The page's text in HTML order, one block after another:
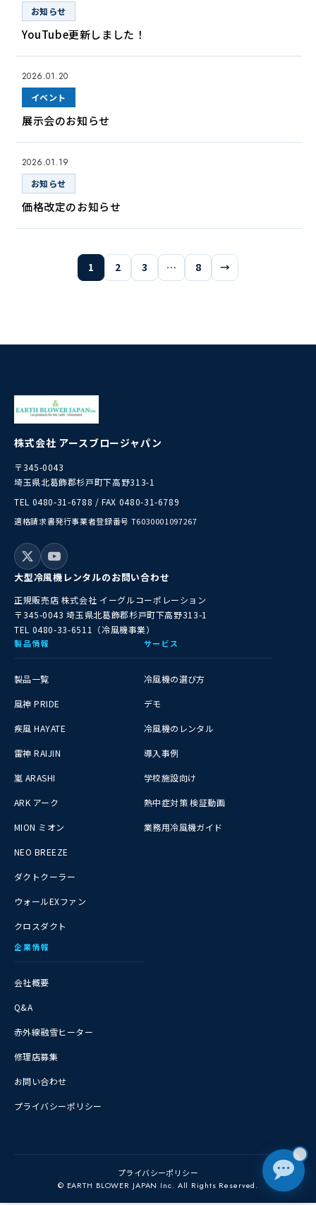
お知らせ
YouTube更新しました！
2026.01.20
イベント
展示会のお知らせ
2026.01.19
お知らせ
価格改定のお知らせ
1 2 3 … 8 →
株式会社 アースブロージャパン
〒345-0043
埼玉県北葛飾郡杉戸町下高野313-1
TEL 0480-31-6788 / FAX 0480-31-6789
適格請求書発行事業者登録番号 T6030001097267
大型冷風機レンタルのお問い合わせ
正規販売店 株式会社 イーグルコーポレーション
〒345-0043 埼玉県北葛飾郡杉戸町下高野313-1
TEL 0480-33-6511（冷風機事業）
製品情報
製品一覧
風神 PRIDE
疾風 HAYATE
雷神 RAIJIN
嵐 ARASHI
ARK アーク
MION ミオン
NEO BREEZE
ダクトクーラー
ウォールEXファン
クロスダクト
サービス
冷風機の選び方
デモ
冷風機のレンタル
導入事例
学校施設向け
熱中症対策 検証動画
業務用冷風機ガイド
企業情報
会社概要
Q&A
赤外線融雪ヒーター
修理店募集
お問い合わせ
プライバシーポリシー
プライバシーポリシー
© EARTH BLOWER JAPAN Inc. All Rights Reserved.
❄